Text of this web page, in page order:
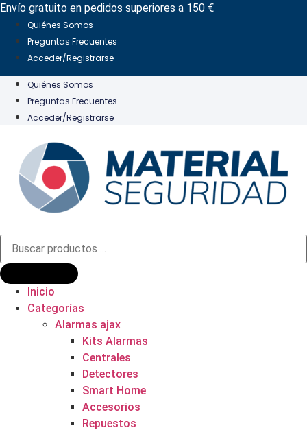
Ir
contenido
Envío gratuito en pedidos superiores a 150 €
Quiénes Somos
Preguntas Frecuentes
Acceder/Registrarse
Quiénes Somos
Preguntas Frecuentes
Acceder/Registrarse
Búsqueda
productos
Inicio
Categorías
Alarmas ajax
Kits Alarmas
Centrales
Detectores
Smart Home
Accesorios
Repuestos